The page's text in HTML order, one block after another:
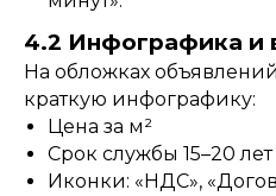
4.2 Инфографика и
На обложках
краткую инфографику:
Цена за м²
Срок службы 15–20 лет
Иконки: «НДС»,